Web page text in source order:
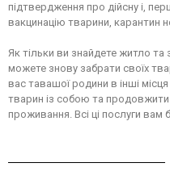
підтвердження про дійсну і,
вакцинацію тварини, карантин
Як тільки ви знайдете житло та
можете знову забрати своїх
вас тавашої родини в інші
тварин із собою та продовжити
проживання. Всі ці послуги вам